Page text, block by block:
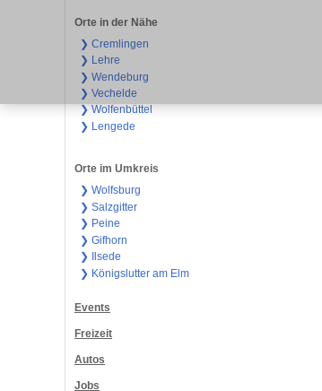
Orte in der Nähe
❯ Cremlingen
❯ Lehre
❯ Wendeburg
❯ Vechelde
❯ Wolfenbüttel
❯ Lengede
Orte im Umkreis
❯ Wolfsburg
❯ Salzgitter
❯ Peine
❯ Gifhorn
❯ Ilsede
❯ Königslutter am Elm
Events
Freizeit
Autos
Jobs